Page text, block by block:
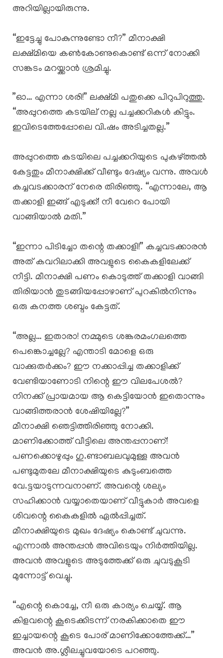
അറിയില്ലായിരുന്നു.
“ഇട്ടേച്ചു പോകുന്നുണ്ടോ നീ?” മീനാക്ഷി
ലക്ഷ്മിയെ കൺകോണുകൊണ്ട് ഒന്ന് നോക്കി
സങ്കടം മറയ്ക്കാൻ ശ്രമിച്ചു.
​”ഓ… എന്നാ ശരി!” ലക്ഷ്മി പതുക്കെ പിറുപിറുത്തു.
“അപ്പുറത്തെ കടയില് നല്ല പച്ചക്കറികൾ കിട്ടും.
ഇവിടെത്തേപ്പോലെ വി.ഷം അടിച്ചതല്ല.”
അപ്പുറത്തെ കടയിലെ പച്ചക്കറിയുടെ പുകഴ്ത്തൽ
കേട്ടതും മീനാക്ഷിക്ക് വീണ്ടും ദേഷ്യം വന്നു. അവൾ
കച്ചവടക്കാരന് നേരെ തിരിഞ്ഞു. “എന്നാലേ, ആ
തക്കാളി ഇങ്ങ് എടുക്ക്! നീ വേറെ പോയി
വാങ്ങിയാൽ മതി.”
“ഇന്നാ പിടിച്ചോ തന്റെ തക്കാളി!” കച്ചവടക്കാരൻ
അത് കവറിലാക്കി അവളുടെ കൈകളിലേക്ക്
നീട്ടി. മീനാക്ഷി പണം കൊടുത്ത് തക്കാളി വാങ്ങി
തിരിയാൻ തുടങ്ങിയപ്പോഴാണ് പുറകിൽനിന്നും
ഒരു കനത്ത ശബ്ദം കേട്ടത്.
“അല്ല… ഇതാരാ! നമ്മുടെ ശങ്കരമംഗലത്തെ
പെങ്കൊച്ചല്ലേ? എന്താടി മോളെ ഒരു
വാക്കുതർക്കം? ഈ നക്കാപ്പിച്ച തക്കാളിക്ക്
വേണ്ടിയാണോടി നിന്റെ ഈ വിലപേശൽ?
നിനക്ക് പ്രായമായ ആ കെട്ടിയോൻ ഇതൊന്നും
വാങ്ങിത്തരാൻ ശേഷിയില്ലേ?”
​മീനാക്ഷി ഞെട്ടിത്തിരിഞ്ഞു നോക്കി.
മാണിക്കോത്ത് വീട്ടിലെ അന്തപ്പനാണ്!
പണക്കൊഴുപ്പും ഗു.ണ്ടാബലവുമുള്ള അവൻ
പണ്ടുമുതലേ മീനാക്ഷിയുടെ കുടുംബത്തെ
വേ.ട്ടയാടുന്നവനാണ്. അവന്റെ ശല്യം
സഹിക്കാൻ വയ്യാതെയാണ് വീട്ടുകാർ അവളെ
ശിവന്റെ കൈകളിൽ ഏൽപ്പിച്ചത്.
മീനാക്ഷിയുടെ മുഖം ദേഷ്യം കൊണ്ട് ചുവന്നു.
എന്നാൽ അന്തപ്പൻ അവിടെയും നിർത്തിയില്ല.
അവൻ അവളുടെ അടുത്തേക്ക് ഒരു ചുവടുകൂടി
മുന്നോട്ട് വെച്ചു.
“എന്റെ കൊച്ചേ, നീ ഒരു കാര്യം ചെയ്യ്. ആ
കിളവന്റെ കൂടെക്കിടന്ന് നരകിക്കാതെ ഈ
ഇച്ചായന്റെ കൂടെ പോര് മാണിക്കോത്തേക്ക്…”
അവൻ അ.ശ്ലീലച്ചുവയോടെ പറഞ്ഞു.